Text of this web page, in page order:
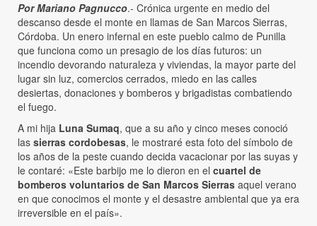
Por Mariano Pagnucco.- Crónica urgente en medio del
descanso desde el monte en llamas de San Marcos Sierras,
Córdoba. Un enero infernal en este pueblo calmo de Punilla
que funciona como un presagio de los días futuros: un
incendio devorando naturaleza y viviendas, la mayor parte del
lugar sin luz, comercios cerrados, miedo en las calles
desiertas, donaciones y bomberos y brigadistas combatiendo
el fuego.
A mi hija Luna Sumaq, que a su año y cinco meses conoció
las sierras cordobesas, le mostraré esta foto del símbolo de
los años de la peste cuando decida vacacionar por las suyas y
le contaré: «Este barbijo me lo dieron en el cuartel de
bomberos voluntarios de San Marcos Sierras aquel verano
en que conocimos el monte y el desastre ambiental que ya era
irreversible en el país».